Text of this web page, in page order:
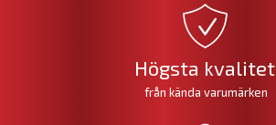
Högsta kvalitet
från kända varumärken